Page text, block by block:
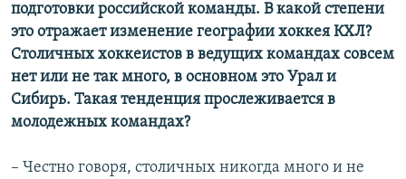
подготовки российской команды. В какой степени
это отражает изменение географии хоккея КХЛ?
Столичных хоккеистов в ведущих командах совсем
нет или не так много, в основном это Урал и
Сибирь. Такая тенденция прослеживается в
молодежных командах?
– Честно говоря, столичных никогда много и не